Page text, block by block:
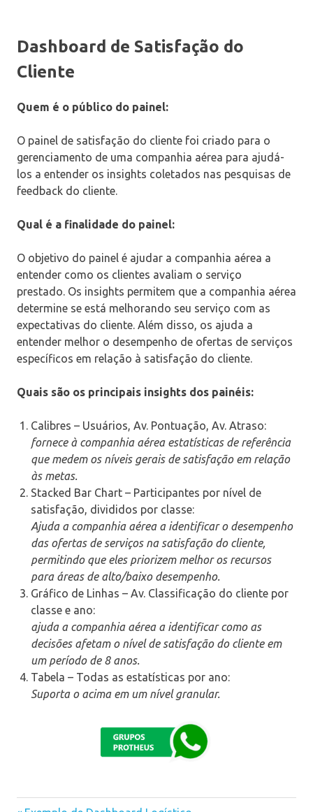
Dashboard de Satisfação do
Cliente
Quem é o público do painel:
O painel de satisfação do cliente foi criado para o
gerenciamento de uma companhia aérea para ajudá-
los a entender os insights coletados nas pesquisas de
feedback do cliente.‍
Qual é a finalidade do painel:
O objetivo do painel é ajudar a companhia aérea a
entender como os clientes avaliam o serviço
prestado. Os insights permitem que a companhia aérea
determine se está melhorando seu serviço com as
expectativas do cliente. Além disso, os ajuda a
entender melhor o desempenho de ofertas de serviços
específicos em relação à satisfação do cliente.‍
Quais são os principais insights dos painéis:
Calibres – Usuários, Av. Pontuação, Av. Atraso:
fornece à companhia aérea estatísticas de referência
que medem os níveis gerais de satisfação em relação
às metas.
Stacked Bar Chart – Participantes por nível de
satisfação, divididos por classe:
Ajuda a companhia aérea a identificar o desempenho
das ofertas de serviços na satisfação do cliente,
permitindo que eles priorizem melhor os recursos
para áreas de alto/baixo desempenho.
Gráfico de Linhas – Av. Classificação do cliente por
classe e ano:
ajuda a companhia aérea a identificar como as
decisões afetam o nível de satisfação do cliente em
um período de 8 anos.
Tabela – Todas as estatísticas por ano:
Suporta o acima em um nível granular.